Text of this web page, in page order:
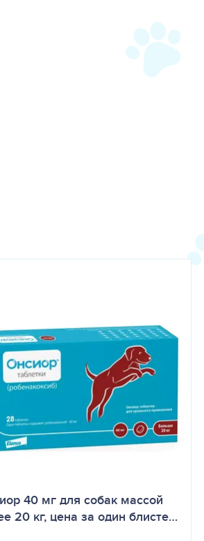
после обработки!
40 мг для собак массой
20 кг, цена за один блисте…